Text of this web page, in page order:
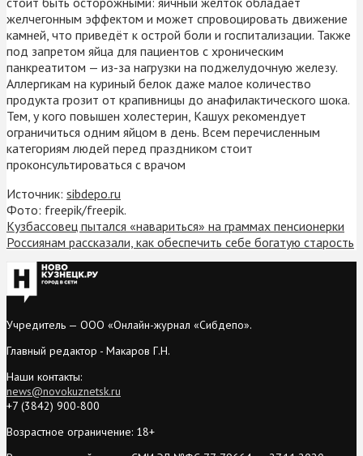
желчегонным эффектом и может спровоцировать движение
камней, что приведёт к острой боли и госпитализации. Также
под запретом яйца для пациентов с хроническим
панкреатитом — из-за нагрузки на поджелудочную железу.
Аллергикам на куриный белок даже малое количество
продукта грозит от крапивницы до анафилактического шока.
Тем, у кого повышен холестерин, Кашух рекомендует
ограничиться одним яйцом в день. Всем перечисленным
категориям людей перед праздником стоит
проконсультироваться с врачом
Источник: sibdepo.ru
Фото: freepik/freepik.
Кузбассовец пытался «навариться» на граммах пенсионерки
Россиянам рассказали, как обеспечить себе богатую старость
Учредитель — ООО «Онлайн-журнал «Сибдепо».
Главный редактор - Макаров Г.Н.
Наши контакты:
news@novokuznetsk.ru
+7 (3842) 900-800
Возрастное ограничение: 18+